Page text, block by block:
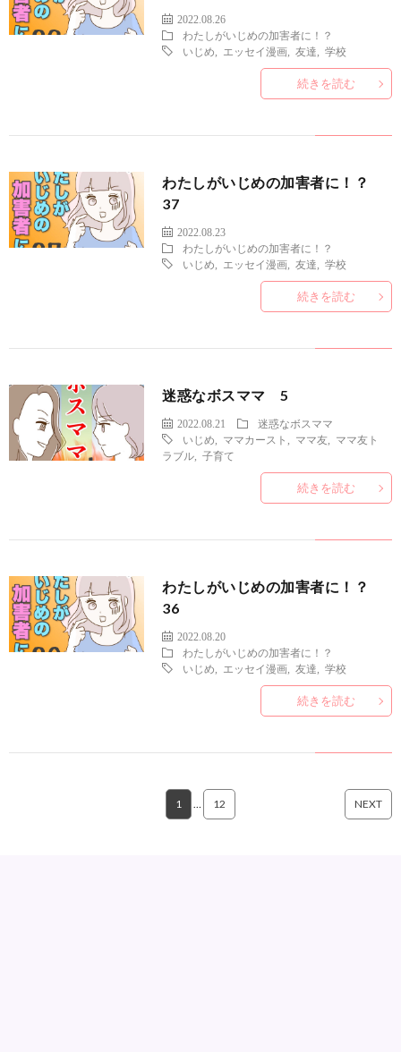
2022.08.26
わたしがいじめの加害者に！？
いじめ
エッセイ漫画 友達 ,学校
続きを読む
わたしがいじめの加害者に！？
37
2022.08.23
わたしがいじめの加害者に！？
いじめ
エッセイ漫画 友達 ,学校
続きを読む
迷惑なボスママ 5
2022.08.21
迷惑なボスママ
いじめ
ママカースト ママ友
ママ友ト
ラブル ,子育て
続きを読む
わたしがいじめの加害者に！？
36
2022.08.20
わたしがいじめの加害者に！？
いじめ
エッセイ漫画 友達 ,学校
続きを読む
1 … 12 NEXT